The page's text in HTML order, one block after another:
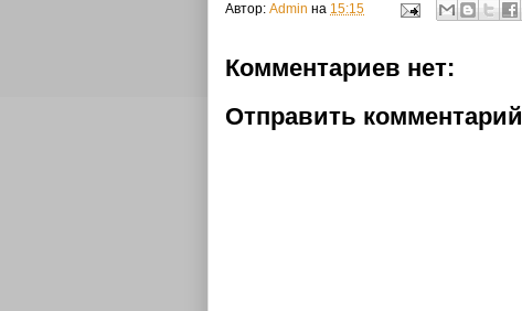
Автор: Admin на 15:15
Комментариев нет:
Отправить комментарий